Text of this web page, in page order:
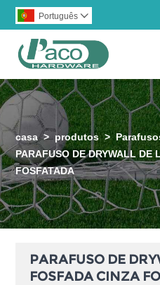
Português 
casa > produtos >
PARAFUSO DE DRYWALL DE
FOSFATADA
PARAFUSO DE
FOSFADA CINZA